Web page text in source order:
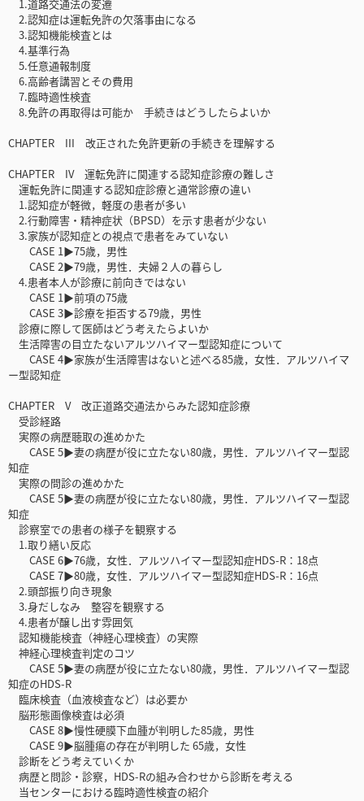
1.道路交通法の変遷
2.認知症は運転免許の欠落事由になる
3.認知機能検査とは
4.基準行為
5.任意通報制度
6.高齢者講習とその費用
7.臨時適性検査
8.免許の再取得は可能か 手続きはどうしたらよいか
CHAPTER III 改正された免許更新の手続きを理解する
CHAPTER IV 運転免許に関連する認知症診療の難しさ
運転免許に関連する認知症診療と通常診療の違い
1.認知症が軽微，軽度の患者が多い
2.行動障害・精神症状（BPSD）を示す患者が少ない
3.家族が認知症との視点で患者をみていない
CASE 1▶75歳，男性
CASE 2▶79歳，男性．夫婦２人の暮らし
4.患者本人が診療に前向きではない
CASE 1▶前項の75歳
CASE 3▶診療を拒否する79歳，男性
診療に際して医師はどう考えたらよいか
生活障害の目立たないアルツハイマー型認知症について
CASE 4▶家族が生活障害はないと述べる85歳，女性．アルツハイマ
ー型認知症
CHAPTER V 改正道路交通法からみた認知症診療
受診経路
実際の病歴聴取の進めかた
CASE 5▶妻の病歴が役に立たない80歳，男性．アルツハイマー型認
知症
実際の問診の進めかた
CASE 5▶妻の病歴が役に立たない80歳，男性．アルツハイマー型認
知症
診察室での患者の様子を観察する
1.取り繕い反応
CASE 6▶76歳，女性．アルツハイマー型認知症HDS-R：18点
CASE 7▶80歳，女性．アルツハイマー型認知症HDS-R：16点
2.頭部振り向き現象
3.身だしなみ 整容を観察する
4.患者が醸し出す雰囲気
認知機能検査（神経心理検査）の実際
神経心理検査判定のコツ
CASE 5▶妻の病歴が役に立たない80歳，男性．アルツハイマー型認
知症のHDS-R
臨床検査（血液検査など）は必要か
脳形態画像検査は必須
CASE 8▶慢性硬膜下血腫が判明した85歳，男性
CASE 9▶脳腫瘍の存在が判明した 65歳，女性
診断をどう考えていくか
病歴と問診・診察，HDS-Rの組み合わせから診断を考える
当センターにおける臨時適性検査の紹介